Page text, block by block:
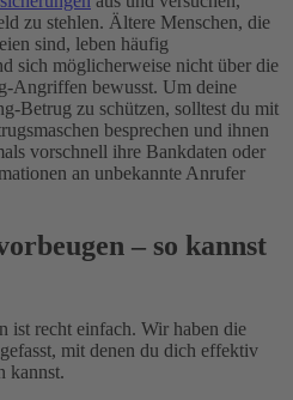
zu stehlen. Ältere Menschen, die
sind, leben häufig
sich möglicherweise nicht über die
Angriffen bewusst. Um deine
Betrug zu schützen, solltest du mit
besprechen und ihnen
vorschnell ihre Bankdaten oder
an unbekannte Anrufer
– so kannst
recht einfach. Wir haben die
mit denen du dich effektiv
kannst.